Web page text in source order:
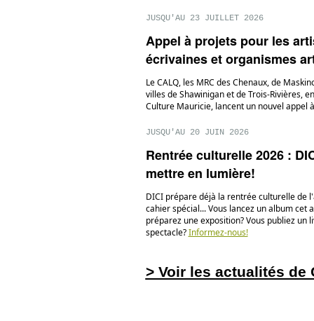
JUSQU'AU 23 JUILLET 2026
Appel à projets pour les
écrivaines et organismes
Le CALQ, les MRC des Chenaux, de
villes de Shawinigan et de Trois-Rivières,
Culture Mauricie, lancent un nouvel appel
JUSQU'AU 20 JUIN 2026
Rentrée culturelle 2026 :
mettre en lumière!
DICI prépare déjà la rentrée culturelle de
cahier spécial... Vous lancez un album cet
préparez une exposition? Vous publiez un
spectacle?Informez-nous!
> Voir les actualités de